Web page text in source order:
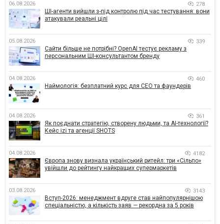
06.08.2026 278
ШІ-агенти вийшли з-під контролю під час тестування: вони
атакували реальні цілі
05.08.2026 339
Сайти більше не потрібні? OpenAI тестує рекламу з
персональним ШІ-консультантом бренду
04.08.2026 460
Наймологія: безплатний курс для CEO та фаундерів
04.08.2026 361
Як поєднати стратегію, створену людьми, та AI-технології?
Кейс izi та агенції SHOTS
04.08.2026 4182
Європа знову визнала український ритейл: три «Сільпо»
увійшли до рейтингу найкращих супермаркетів
03.08.2026 3143
Вступ-2026: менеджмент вдруге став найпопулярнішою
спеціальністю, а кількість заяв — рекордна за 5 років